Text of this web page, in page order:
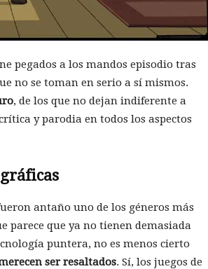
pegados a los mandos episodio tras
no se toman en serio a sí mismos.
, de los que no dejan indiferente a
y parodia en todos los aspectos
antaño uno de los géneros más
parece que ya no tienen demasiada
puntera, no es menos cierto
ser resaltados. Sí, los juegos de